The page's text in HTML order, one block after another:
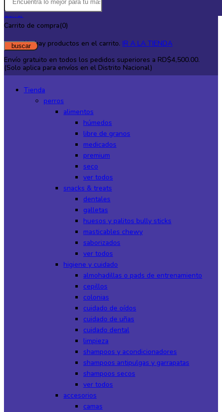
buscar
Cerrar
Carrito de compra(0)
No hay productos en el carrito. IR A LA TIENDA
Envío gratuito en todos los pedidos superiores a RD$4,500.00.
(Solo aplica para envíos en el Distrito Nacional)
Tienda
perros
alimentos
húmedos
libre de granos
medicados
premium
seco
ver todos
snacks & treats
dentales
galletas
huesos y palitos bully sticks
masticables chewy
saborizados
ver todos
higiene y cuidado
almohadillas o pads de entrenamiento
cepillos
colonias
cuidado de oídos
cuidado de uñas
cuidado dental
limpieza
shampoos y acondicionadores
shampoos antipulgas y garrapatas
shampoos secos
ver todos
accesorios
camas